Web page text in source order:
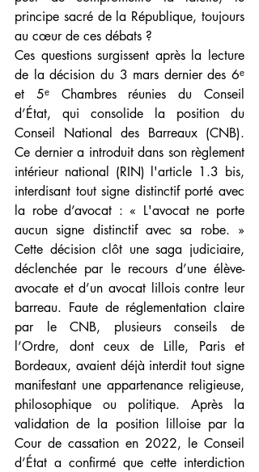
principe sacré de la République, toujours
au cœur de ces débats ?
Ces questions surgissent après la lecture
de la décision du 3 mars dernier des 6ᵉ
et 5ᵉ Chambres réunies du Conseil
d’État, qui consolide la position du
Conseil National des Barreaux (CNB).
Ce dernier a introduit dans son règlement
intérieur national (RIN) l'article 1.3 bis,
interdisant tout signe distinctif porté avec
la robe d’avocat : « L'avocat ne porte
aucun signe distinctif avec sa robe. »
Cette décision clôt une saga judiciaire,
déclenchée par le recours d’une élève-
avocate et d’un avocat lillois contre leur
barreau. Faute de réglementation claire
par le CNB, plusieurs conseils de
l’Ordre, dont ceux de Lille, Paris et
Bordeaux, avaient déjà interdit tout signe
manifestant une appartenance religieuse,
philosophique ou politique. Après la
validation de la position lilloise par la
Cour de cassation en 2022, le Conseil
d’État a confirmé que cette interdiction